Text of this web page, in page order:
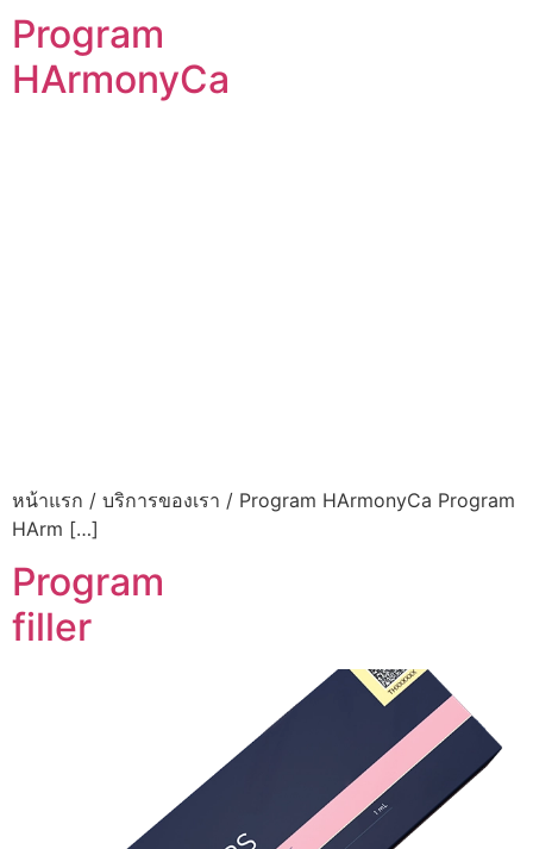
Program
HArmonyCa
หน้าแรก / บริการของเรา / Program HArmonyCa Program
HArm […]
Program
filler